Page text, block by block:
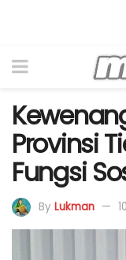
Provinsi
Fungsi
By Lukman